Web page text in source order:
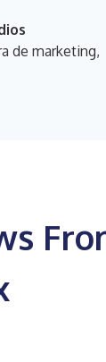
de marketing,